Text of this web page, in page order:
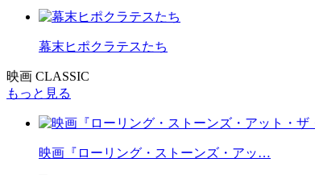
幕末ヒポクラテスたち
映画 CLASSIC
もっと見る
映画『ローリング・ストーンズ・アッ…